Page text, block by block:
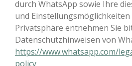
durch WhatsApp sowie Ihre
und
Privatsphäre entnehmen Sie
Datenschutzhinweisen von
https://www.whatsapp.com/
policy